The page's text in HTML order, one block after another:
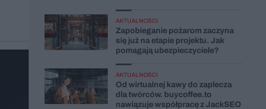
AKTUALNOŚCI
Zapobieganie pożarom zaczyna
się już na etapie projektu. Jak
pomagają ubezpieczyciele?
AKTUALNOŚCI
Od wirtualnej kawy do zaplecza
dla twórców. buycoffee.to
nawiązuje współpracę z JackSEO